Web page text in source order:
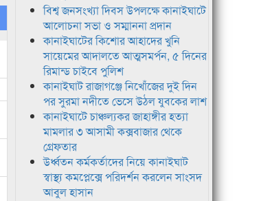
বিশ্ব জনসংখ্যা দিবস উপলক্ষে কানাইঘাটে
আলোচনা সভা ও সম্মাননা প্রদান
কানাইঘাটের কিশোর আহাদের খুনি
সায়েমের আদালতে আত্মসমর্পন, ৫ দিনের
রিমান্ড চাইবে পুলিশ
কানাইঘাট রাজাগঞ্জে নিখোঁজের দুই দিন
পর সুরমা নদীতে ভেসে উঠল যুবকের লাশ
কানাইঘাটে চাঞ্চল্যকর জাহাঙ্গীর হত্যা
মামলার ৩ আসামী কক্সবাজার থেকে
গ্রেফতার
উর্ধ্বতন কর্মকর্তাদের নিয়ে কানাইঘাট
স্বাস্থ্য কমপ্লেক্সে পরিদর্শন করলেন সাংসদ
আবুল হাসান